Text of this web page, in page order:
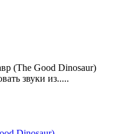
(The Good Dinosaur)
звуки из.....